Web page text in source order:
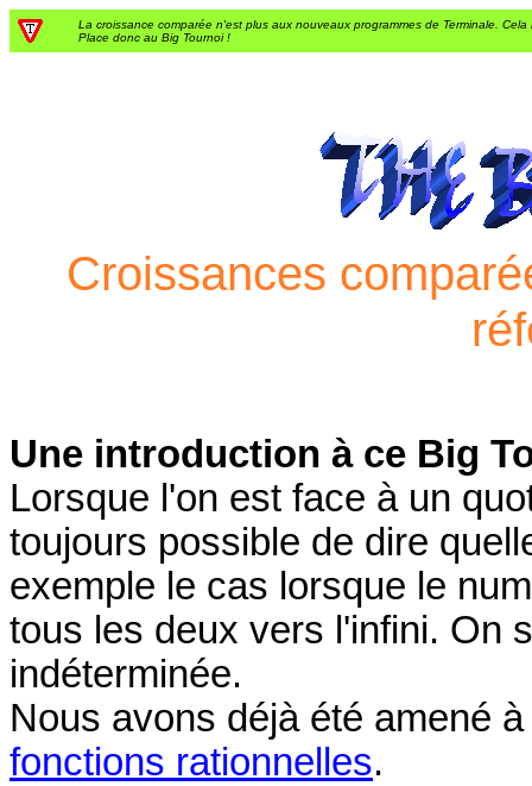
La croissance comparée n'est plus aux nouveaux programmes de Terminale.
Place donc au Big Tournoi !
Croissances
Une introduction à ce Big
Lorsque l'on est face à un
toujours possible de dire
exemple le cas lorsque le
tous les deux vers l'infini. On
indéterminée.
Nous avons déjà été amené
fonctions rationnelles.